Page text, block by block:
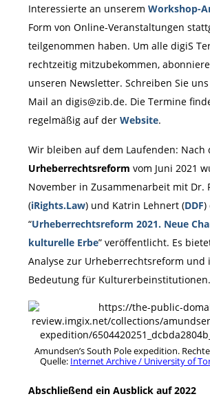
Interessierte an unserem Workshop-
Form von Online-Veranstaltungen
teilgenommen haben. Um alle digiS
rechtzeitig mitzubekommen,
unseren Newsletter. Schreiben Sie
Mail an digis@zib.de. Die Termine
regelmäßig auf derWebsite.
Wir bleiben auf dem Laufenden: Nach
Urheberrechtsreform vom Juni 2021
November in Zusammenarbeit mit Dr.
(iRights.Law) und Katrin Lehnert (DDF)
“Urheberrechtsreform 2021. Neue
kulturelle Erbe” veröffentlicht. Es
Analyse zur Urheberrechtsreform und
Bedeutung für Kulturerbeinstitutionen.
Amundsen’s South Pole expedition.
Quelle: Internet Archive / University of
Abschließend ein Ausblick auf 2022